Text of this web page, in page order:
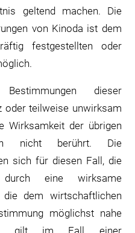
geltend machen. Die
von Kinoda ist dem
festgestellten oder
dieser
oder teilweise unwirksam
Wirksamkeit der übrigen
nicht berührt. Die
sich für diesen Fall, die
durch eine wirksame
die dem wirtschaftlichen
möglichst nahe
gilt im Fall einer